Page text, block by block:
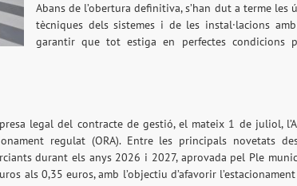
Abans de l’obertura definitiva, s’han dut a terme les
tècniques dels sistemes i de les instal·lacions
garantir que tot estiga en perfectes condicions
legal del contracte de gestió, el mateix 1 de juliol,
regulat (ORA). Entre les principals novetats
durant els anys 2026 i 2027, aprovada pel Ple
als 0,35 euros, amb l’objectiu d’afavorir